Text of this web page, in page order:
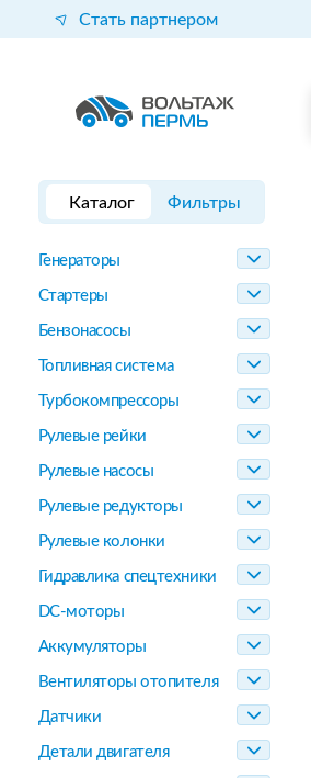
Стать партнером
Каталог Фильтры
Генераторы
Стартеры
Бензонасосы
Топливная система
Турбокомпрессоры
Рулевые рейки
Рулевые насосы
Рулевые редукторы
Рулевые колонки
Гидравлика спецтехники
DC-моторы
Аккумуляторы
Вентиляторы отопителя
Датчики
Детали двигателя